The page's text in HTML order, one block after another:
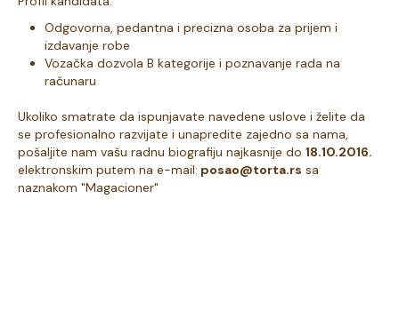
Odgovorna, pedantna i precizna osoba za prijem i
izdavanje robe
Vozačka dozvola B kategorije i poznavanje rada na
računaru
Ukoliko smatrate da ispunjavate navedene uslove i želite da
se profesionalno razvijate i unapredite zajedno sa nama,
pošaljite nam vašu radnu biografiju najkasnije do 18.10.2016.
elektronskim putem na e-mail: posao@torta.rs sa
naznakom "Magacioner"